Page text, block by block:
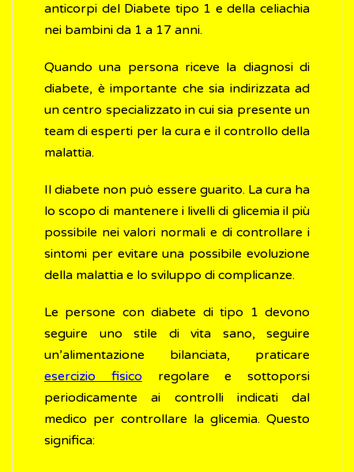
anticorpi del Diabete tipo 1 e della celiachia
nei bambini da 1 a 17 anni.
Quando una persona riceve la diagnosi di
diabete, è importante che sia indirizzata ad
un centro specializzato in cui sia presente un
team di esperti per la cura e il controllo della
malattia.
Il diabete non può essere guarito. La cura ha
lo scopo di mantenere i livelli di glicemia il più
possibile nei valori normali e di controllare i
sintomi per evitare una possibile evoluzione
della malattia e lo sviluppo di complicanze.
Le persone con diabete di tipo 1 devono
seguire uno stile di vita sano, seguire
un’alimentazione bilanciata, praticare
esercizio fisico regolare e sottoporsi
periodicamente ai controlli indicati dal
medico per controllare la glicemia. Questo
significa: